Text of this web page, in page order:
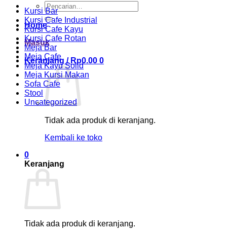
Pencarian
untuk:
Home
Masuk
Keranjang / Rp0.00 0
Tidak ada produk di keranjang.
Kembali ke toko
0
Keranjang
Tidak ada produk di keranjang.
Kursi Bar
Kursi Cafe Industrial
Kursi Cafe Kayu
Kursi Cafe Rotan
Meja Bar
Meja Cafe
Meja Kayu Solid
Meja Kursi Makan
Sofa Cafe
Stool
Uncategorized